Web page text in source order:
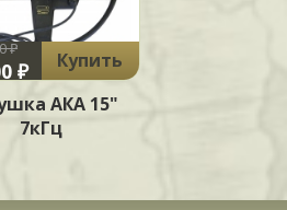
₽
₽
Купить
АКА 15"
7кГц